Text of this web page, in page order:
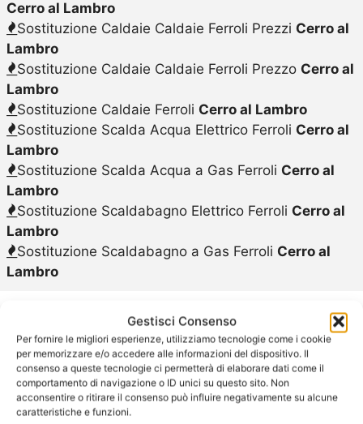
Gestisci Consenso
Per fornire le migliori esperienze, utilizziamo tecnologie come i cookie
per memorizzare e/o accedere alle informazioni del dispositivo. Il
consenso a queste tecnologie ci permetterà di elaborare dati come il
comportamento di navigazione o ID unici su questo sito. Non
acconsentire o ritirare il consenso può influire negativamente su alcune
caratteristiche e funzioni.
Cerro al Lambro
Sostituzione Caldaie Caldaie Ferroli Prezzi Cerro al
Lambro
Sostituzione Caldaie Caldaie Ferroli Prezzo Cerro al
Lambro
Sostituzione Caldaie Ferroli Cerro al Lambro
Sostituzione Scalda Acqua Elettrico Ferroli Cerro al
Lambro
Sostituzione Scalda Acqua a Gas Ferroli Cerro al
Lambro
Sostituzione Scaldabagno Elettrico Ferroli Cerro al
Lambro
Sostituzione Scaldabagno a Gas Ferroli Cerro al
Lambro
Caldaie Ferroli